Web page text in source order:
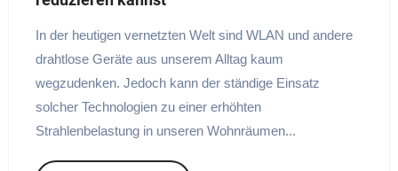
In der heutigen vernetzten Welt sind WLAN und andere
drahtlose Geräte aus unserem Alltag kaum
wegzudenken. Jedoch kann der ständige Einsatz
solcher Technologien zu einer erhöhten
Strahlenbelastung in unseren Wohnräumen...